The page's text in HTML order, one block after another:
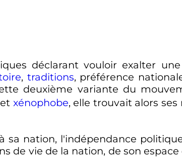
déclarant vouloir exalter une
, traditions, préférence
deuxième variante du
et xénophobe, elle trouvait alors
nation, l'indépendance
vie de la nation, de son espace